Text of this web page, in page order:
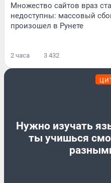
Множество сайтов враз
недоступны: массовый
произошел в Рунете
2 часа 3 432
Нужно изучать
ты учишься